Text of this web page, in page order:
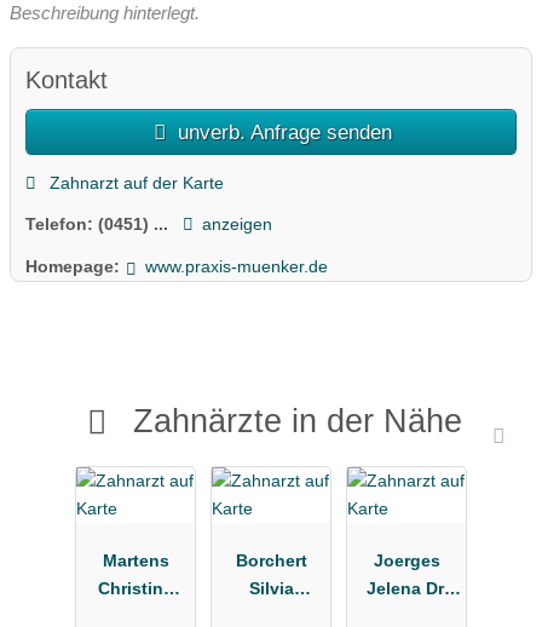
Beschreibung hinterlegt.
Kontakt
unverb. Anfrage senden
Zahnarzt auf der Karte
Telefon: (0451) ... anzeigen
Homepage: www.praxis-muenker.de
Zahnärzte in der Nähe
Martens
Christina
Borchert
Silvia
Joerges
Jelena Dr.